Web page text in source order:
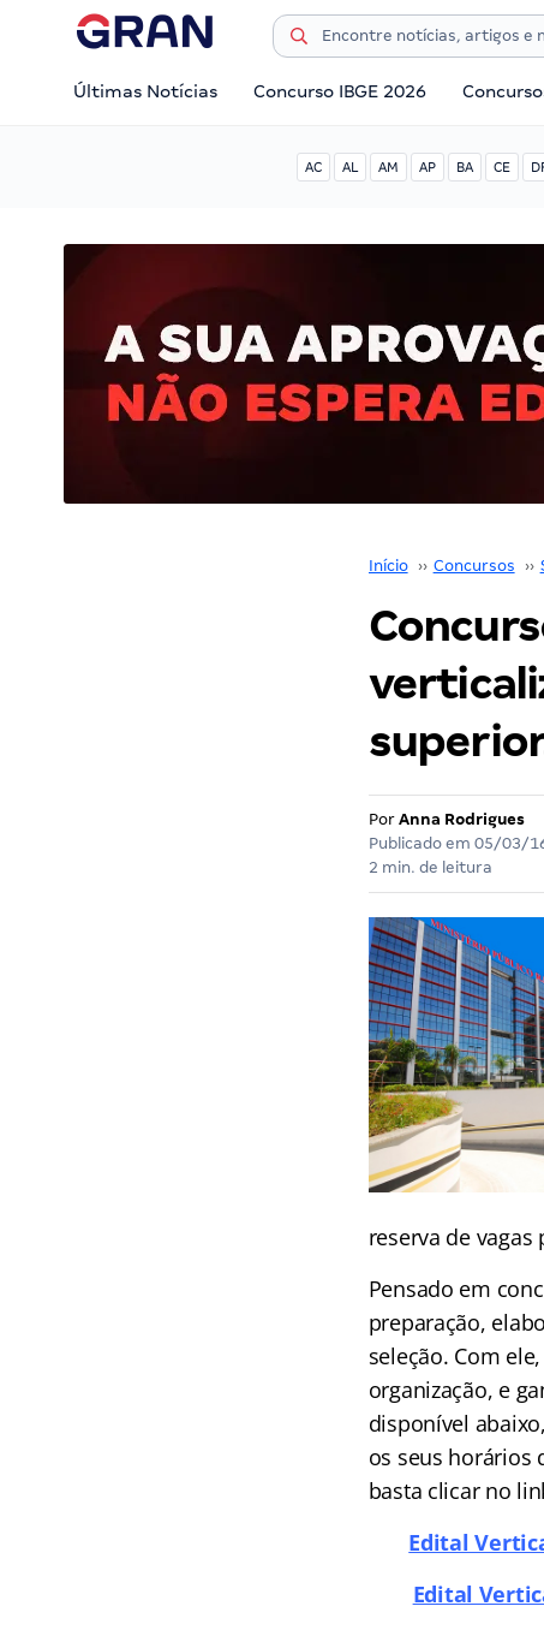
Últimas Notícias Concurso IBGE 2026
AC AL AM AP BA CE
Início ›› Concursos ››
Por Anna Rodrigues
Publicado em 05/03/
2 min. de leitura
reserva de
Pensado em
preparação,
seleção. Com
organização, e
disponível
os seus horários
basta clicar no
Edital
Edital